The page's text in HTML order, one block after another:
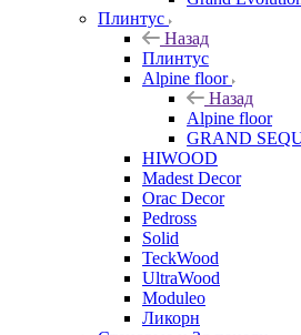
Плинтус
Назад
Плинтус
Alpine floor
Назад
Alpine floor
GRAND
HIWOOD
Madest Decor
Orac Decor
Pedross
Solid
TeckWood
UltraWood
Moduleo
Ликорн